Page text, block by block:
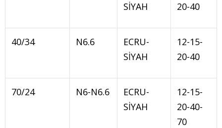
SİYAH
20-40
40/34 N6.6
ECRU-
SİYAH
12-15-
20-40
70/24 N6-N6.6
ECRU-
SİYAH
12-15-
20-40-
70